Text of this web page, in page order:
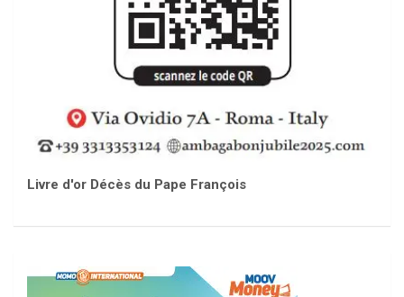
Livre d'or Décès du Pape François